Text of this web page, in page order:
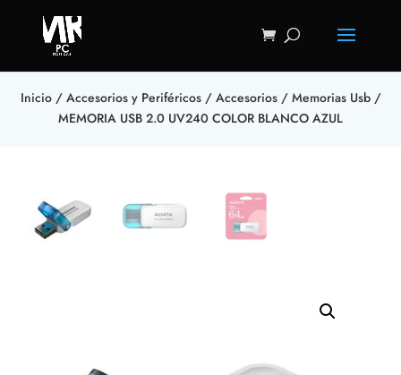
Inicio/ Accesorios y Periféricos/ Accesorios/ Memorias Usb/
MEMORIA USB 2.0 UV240 COLOR BLANCO AZUL